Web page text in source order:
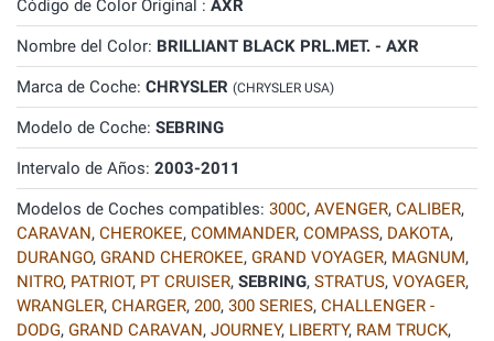
Código de Color Original : AXR
Nombre del Color: BRILLIANT BLACK PRL.MET. - AXR
Marca de Coche: CHRYSLER (CHRYSLER USA)
Modelo de Coche: SEBRING
Intervalo de Años: 2003-2011
Modelos de Coches compatibles: 300C, AVENGER, CALIBER,
CARAVAN, CHEROKEE, COMMANDER, COMPASS, DAKOTA,
DURANGO, GRAND CHEROKEE, GRAND VOYAGER, MAGNUM,
NITRO, PATRIOT, PT CRUISER, SEBRING, STRATUS, VOYAGER,
WRANGLER, CHARGER, 200, 300 SERIES, CHALLENGER -
DODG, GRAND CARAVAN, JOURNEY, LIBERTY, RAM TRUCK,